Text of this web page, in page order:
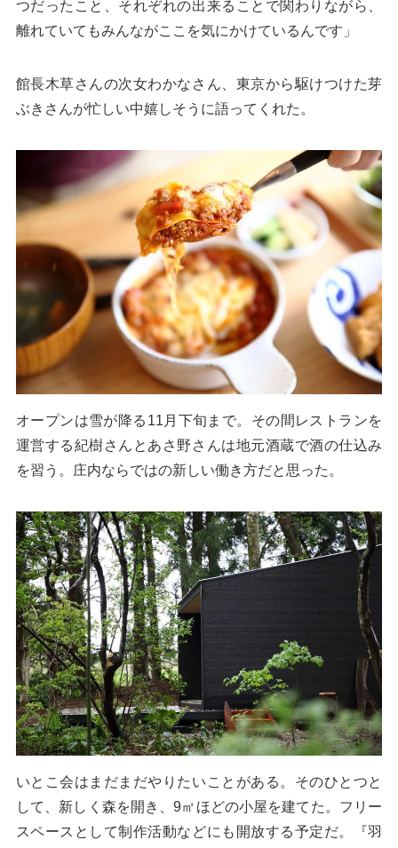
つだったこと、それぞれの出来ることで関わりながら、
離れていてもみんながここを気にかけているんです」
館長木草さんの次女わかなさん、東京から駆けつけた芽
ぶきさんが忙しい中嬉しそうに語ってくれた。
オープンは雪が降る11月下旬まで。その間レストランを
運営する紀樹さんとあさ野さんは地元酒蔵で酒の仕込み
を習う。庄内ならではの新しい働き方だと思った。
いとこ会はまだまだやりたいことがある。そのひとつと
して、新しく森を開き、9㎡ほどの小屋を建てた。フリー
スペースとして制作活動などにも開放する予定だ。『羽